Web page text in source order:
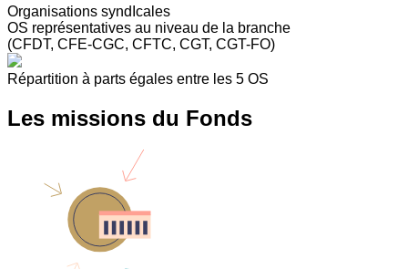
Organisations syndIcales
OS représentatives au niveau de la branche
(CFDT, CFE-CGC, CFTC, CGT, CGT-FO)
Répartition à parts égales entre les 5 OS
Les missions du Fonds